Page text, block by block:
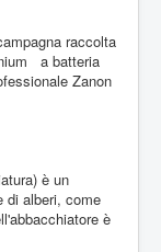
raccolta
a batteria
Zanon
è un
di alberi, come
è